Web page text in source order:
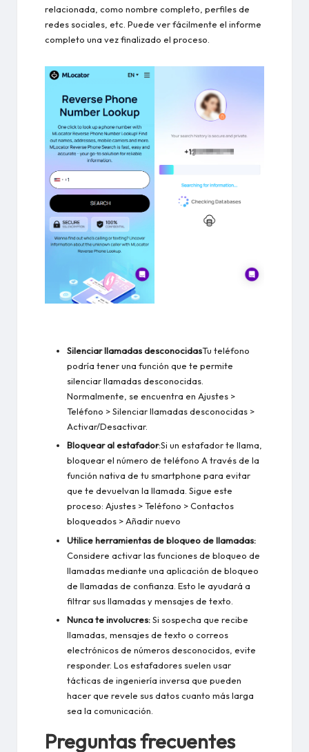
relacionada, como nombre completo, perfiles de
redes sociales, etc. Puede ver fácilmente el informe
completo una vez finalizado el proceso.
Silenciar llamadas desconocidasTu teléfono
podría tener una función que te permite
silenciar llamadas desconocidas.
Normalmente, se encuentra en Ajustes >
Teléfono > Silenciar llamadas desconocidas >
Activar/Desactivar.
Bloquear al estafador:Si un estafador te llama,
bloquear el número de teléfono A través de la
función nativa de tu smartphone para evitar
que te devuelvan la llamada. Sigue este
proceso: Ajustes > Teléfono > Contactos
bloqueados > Añadir nuevo
Utilice herramientas de bloqueo de llamadas:
Considere activar las funciones de bloqueo de
llamadas mediante una aplicación de bloqueo
de llamadas de confianza. Esto le ayudará a
filtrar sus llamadas y mensajes de texto.
Nunca te involucres:Si sospecha que recibe
llamadas, mensajes de texto o correos
electrónicos de números desconocidos, evite
responder. Los estafadores suelen usar
tácticas de ingeniería inversa que pueden
hacer que revele sus datos cuanto más larga
sea la comunicación.
Preguntas frecuentes